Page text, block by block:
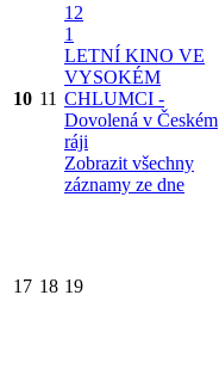
10 11
12
1
LETNÍ KINO VE
VYSOKÉM
CHLUMCI -
Dovolená v Českém
ráji
Zobrazit všechny
záznamy ze dne
17 18 19